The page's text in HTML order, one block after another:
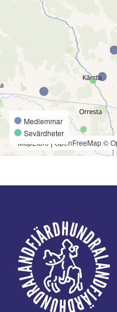
Medlemmar
Sevärdheter
MapLibre | OpenFreeMap©
Footer